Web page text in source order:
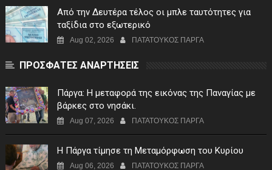
Από την Δευτέρα τέλος οι μπλε ταυτότητες για
ταξίδια στο εξωτερικό
Aug 02, 2026 ΠΑΤΑΤΟΥΚΟΣ ΠΑΡΓΑ
ΠΡΟΣΦΑΤΕΣ ΑΝΑΡΤΗΣΕΙΣ
Πάργα: Η μεταφορά της εικόνας της Παναγίας με
βάρκες στο νησάκι.
Aug 07, 2026 ΠΑΤΑΤΟΥΚΟΣ ΠΑΡΓΑ
Η Πάργα τίμησε τη Μεταμόρφωση του Κυρίου
Aug 06, 2026 ΠΑΤΑΤΟΥΚΟΣ ΠΑΡΓΑ